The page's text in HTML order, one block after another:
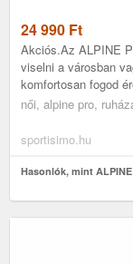
24 990 Ft
Akciós.Az ALPINE
viselni a városban
komfortosan fogod
női, alpine pro,
sportisimo.hu
Hasonlók, mint